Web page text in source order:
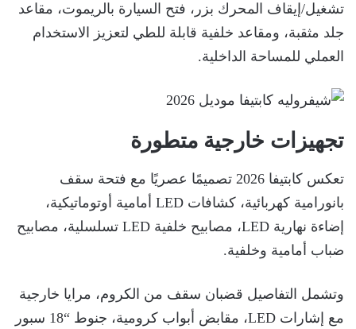
تشغيل/إيقاف المحرك بزر، فتح السيارة بالريموت، مقاعد
جلد مثقبة، ومقاعد خلفية قابلة للطي لتعزيز الاستخدام
العملي للمساحة الداخلية.
تجهيزات خارجية متطورة
تعكس كابتيفا 2026 تصميمًا عصريًا مع فتحة سقف
بانورامية كهربائية، كشافات LED أمامية أوتوماتيكية،
إضاءة نهارية LED، مصابيح خلفية LED تسلسلية، مصابيح
ضباب أمامية وخلفية.
وتشمل التفاصيل قضبان سقف من الكروم، مرايا خارجية
مع إشارات LED، مقابض أبواب كرومية، جنوط “18 سبور